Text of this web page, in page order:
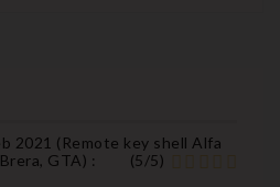
2021 ( Remote key shell Alfa
GTA) : (5/5)